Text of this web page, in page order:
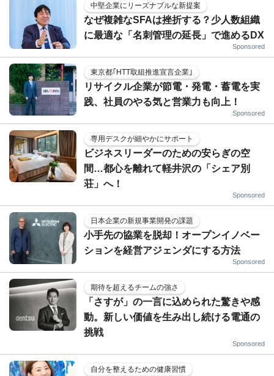
中堅企業にリーズナブルな新提案
なぜ複雑なSFAは挫折する？少人数組織
に最適な「名刺管理の延長」で進めるDX
Sponsored
東京都｢HTT取組推進宣言企業｣
リサイクル企業が節電・発電・蓄電を実
践、社員のやる気と営業力も向上！
Sponsored
専用デスクが細やかにサポート
ビジネスリーダーのための安らぎの空
間…都心を離れて軽井沢の「シェア別
荘」へ！
Sponsored
日本企業の新規事業開発の課題
小手先の協業を脱却！オープンイノベー
ションを経営アジェンダにする方法
Sponsored
期待を超えるチームの強さ
「さすが」の一言に込められた驚きや感
動。新しい価値を生み出し続ける電通の
挑戦
Sponsored
自分を整えるための健康習慣